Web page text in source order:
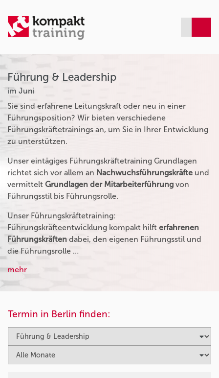
Führung & Leadership
im Juni
Sie sind erfahrene Leitungskraft oder neu in einer
Führungsposition? Wir bieten verschiedene
Führungskräftetrainings an, um Sie in Ihrer Entwicklung
zu unterstützen.
Unser eintägiges Führungskräftetraining Grundlagen
richtet sich vor allem an Nachwuchsführungskräfte und
vermittelt Grundlagen der Mitarbeiterführung von
Führungsstil bis Führungsrolle.
Unser Führungskräftetraining:
Führungskräfteentwicklung kompakt hilft erfahrenen
Führungskräften dabei, den eigenen Führungsstil und
die Führungsrolle …
mehr
Termin in Berlin finden: